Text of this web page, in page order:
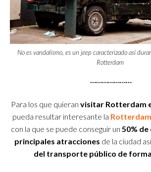
No es vandalismo, es un jeep caracterizado así
Rotterdam
…………………
Para los que quieran visitar Rotterdam
pueda resultar interesante la
con la que se puede conseguir un 50%
principales atracciones de la ciudad
del transporte público de